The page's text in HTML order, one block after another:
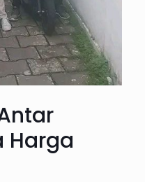
Harga